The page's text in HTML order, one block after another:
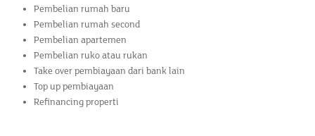
Pembelian rumah baru
Pembelian rumah second
Pembelian apartemen
Pembelian ruko atau rukan
Take over pembiayaan dari bank lain
Top up pembiayaan
Refinancing properti